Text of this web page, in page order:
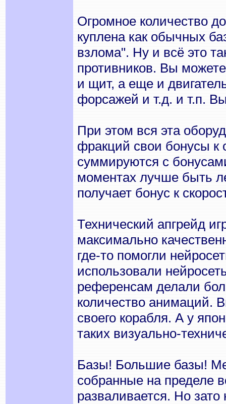
Огромное количество
куплена как обычных
взлома". Ну и всё это
противников. Вы
и щит, а еще и
форсажей и т.д. и т.п.
При этом вся эта
фракций свои бонусы к
суммируются с
моментах лучше быть
получает бонус к
Технический апгрейд
максимально
где-то помогли
использовали
референсам делали
количество анимаций.
своего корабля. А у
таких визуально-
Базы! Большие базы!
собранные на пределе
разваливается. Но